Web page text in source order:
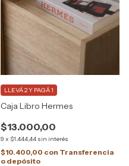
Caja Libro Hermes
$13.000,00
9 x $1.444,44 sin interés
LLEVÁ 2 Y PAGÁ 1
$10.400,00 con Transferencia
o depósito